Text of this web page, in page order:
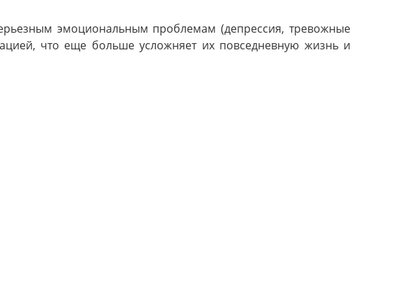
эмоциональным проблемам (депрессия, тревожные
что еще больше усложняет их повседневную жизнь и